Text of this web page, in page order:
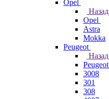
Opel
Назад
Opel
Astra
Mokka
Peugeot
Назад
Peugeot
3008
301
308